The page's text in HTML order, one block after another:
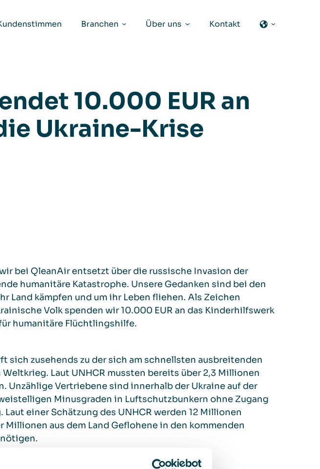
Branchen Über uns Kontakt
10.000 EUR an
Ukraine-Krise
bei QleanAir entsetzt über die russische Invasion der
humanitäre Katastrophe. Unsere Gedanken sind bei den
Land kämpfen und um ihr Leben fliehen. Als Zeichen
Volk spenden wir 10.000 EUR an das Kinderhilfswerk
humanitäre Flüchtlingshilfe.
sich zusehends zu der sich am schnellsten ausbreitenden
Laut UNHCR mussten bereits über 2,3 Millionen
Unzählige Vertriebene sind innerhalb der Ukraine auf der
Minusgraden in Luftschutzbunkern ohne Zugang
Laut einer Schätzung des UNHCR werden 12 Millionen
Millionen aus dem Land Geflohene in den kommenden